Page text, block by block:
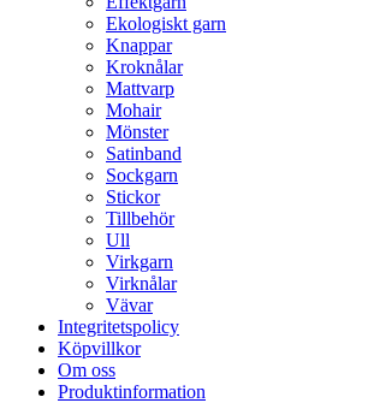
Ekologiskt garn
Knappar
Kroknålar
Mattvarp
Mohair
Mönster
Satinband
Sockgarn
Stickor
Tillbehör
Ull
Virkgarn
Virknålar
Vävar
Integritetspolicy
Köpvillkor
Om oss
Produktinformation